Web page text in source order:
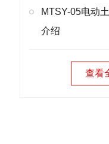
MTSY-05电动
介绍
查看